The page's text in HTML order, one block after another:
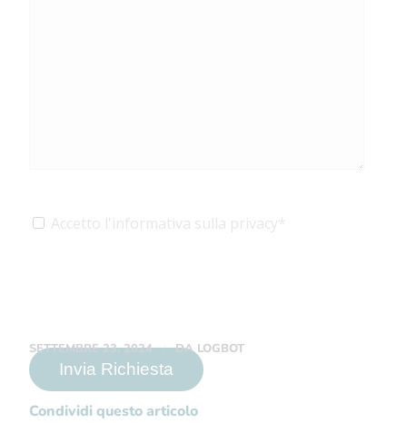
Accetto l'informativa sulla privacy*
SETTEMBRE 23, 2024 / DALOGBOT
Condividi questo articolo